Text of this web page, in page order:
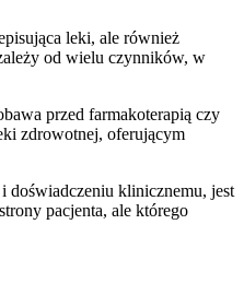
leki, ale również
od wielu czynników, w
przed farmakoterapią czy
zdrowotnej, oferującym
doświadczeniu klinicznemu, jest
pacjenta, ale którego